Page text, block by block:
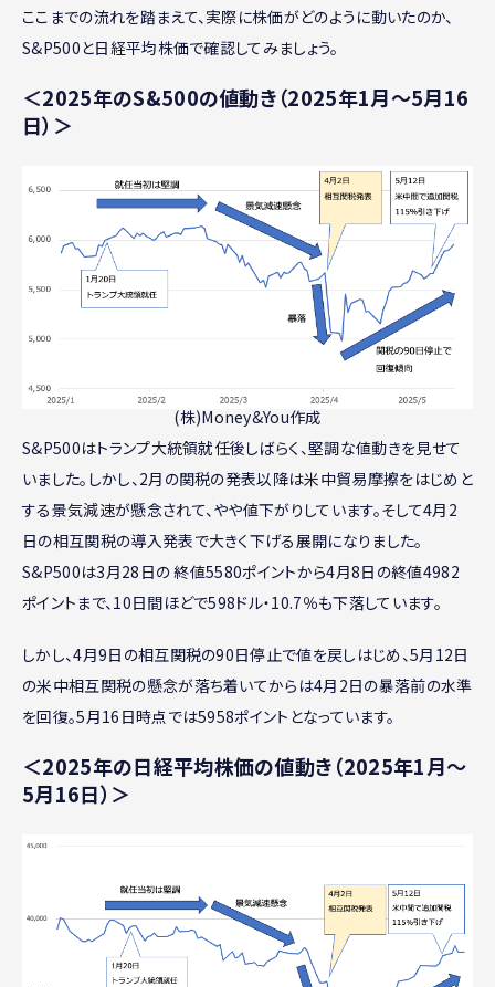
ここまでの流れを踏まえて、実際に株価がどのように動いたのか、
S&P500と日経平均株価で確認してみましょう。
＜2025年のS&500の値動き（2025年1月〜5月16
日）＞
(株)Money&You作成
S&P500はトランプ大統領就任後しばらく、堅調な値動きを見せて
いました。しかし、2月の関税の発表以降は米中貿易摩擦をはじめと
する景気減速が懸念されて、やや値下がりしています。そして4月2
日の相互関税の導入発表で大きく下げる展開になりました。
S&P500は3月28日の 終値5580ポイントから4月8日の終値4982
ポイントまで、10日間ほどで598ドル・10.7％も下落しています。
しかし、4月9日の相互関税の90日停止で値を戻しはじめ、5月12日
の米中相互関税の懸念が落ち着いてからは4月2日の暴落前の水準
を回復。5月16日時点では5958ポイントとなっています。
＜2025年の日経平均株価の値動き（2025年1月〜
5月16日）＞